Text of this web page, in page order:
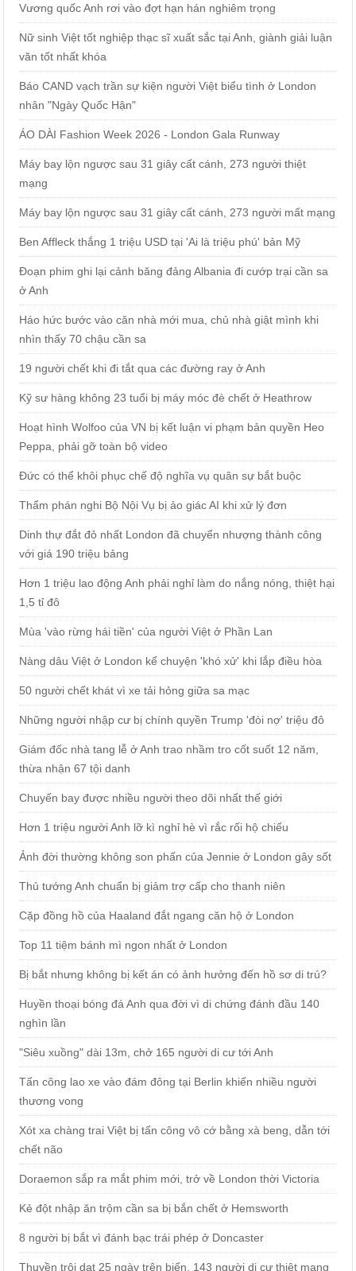
Vương quốc Anh rơi vào đợt hạn hán nghiêm trọng
Nữ sinh Việt tốt nghiệp thạc sĩ xuất sắc tại Anh, giành giải luận
văn tốt nhất khóa
Báo CAND vạch trần sự kiện người Việt biểu tình ở London
nhân "Ngày Quốc Hận"
ÁO DÀI Fashion Week 2026 - London Gala Runway
Máy bay lộn ngược sau 31 giây cất cánh, 273 người thiệt
mạng
Máy bay lộn ngược sau 31 giây cất cánh, 273 người mất mạng
Ben Affleck thắng 1 triệu USD tại 'Ai là triệu phú' bản Mỹ
Đoạn phim ghi lại cảnh băng đảng Albania đi cướp trại cần sa
ở Anh
Háo hức bước vào căn nhà mới mua, chủ nhà giật mình khi
nhìn thấy 70 chậu cần sa
19 người chết khi đi tắt qua các đường ray ở Anh
Kỹ sư hàng không 23 tuổi bị máy móc đè chết ở Heathrow
Hoạt hình Wolfoo của VN bị kết luận vi phạm bản quyền Heo
Peppa, phải gỡ toàn bộ video
Đức có thể khôi phục chế độ nghĩa vụ quân sự bắt buộc
Thẩm phán nghi Bộ Nội Vụ bị ảo giác AI khi xử lý đơn
Dinh thự đắt đỏ nhất London đã chuyển nhượng thành công
với giá 190 triệu bảng
Hơn 1 triệu lao động Anh phải nghỉ làm do nắng nóng, thiệt hại
1,5 tỉ đô
Mùa 'vào rừng hái tiền' của người Việt ở Phần Lan
Nàng dâu Việt ở London kể chuyện 'khó xử' khi lắp điều hòa
50 người chết khát vì xe tải hỏng giữa sa mạc
Những người nhập cư bị chính quyền Trump 'đòi nợ' triệu đô
Giám đốc nhà tang lễ ở Anh trao nhầm tro cốt suốt 12 năm,
thừa nhận 67 tội danh
Chuyến bay được nhiều người theo dõi nhất thế giới
Hơn 1 triệu người Anh lỡ kì nghỉ hè vì rắc rối hộ chiếu
Ảnh đời thường không son phấn của Jennie ở London gây sốt
Thủ tướng Anh chuẩn bị giảm trợ cấp cho thanh niên
Cặp đồng hồ của Haaland đắt ngang căn hộ ở London
Top 11 tiệm bánh mì ngon nhất ở London
Bị bắt nhưng không bị kết án có ảnh hưởng đến hồ sơ di trú?
Huyền thoại bóng đá Anh qua đời vì di chứng đánh đầu 140
nghìn lần
"Siêu xuồng" dài 13m, chở 165 người di cư tới Anh
Tấn công lao xe vào đám đông tại Berlin khiến nhiều người
thương vong
Xót xa chàng trai Việt bị tấn công vô cớ bằng xà beng, dẫn tới
chết não
Doraemon sắp ra mắt phim mới, trở về London thời Victoria
Kẻ đột nhập ăn trộm cần sa bị bắn chết ở Hemsworth
8 người bị bắt vì đánh bạc trái phép ở Doncaster
Thuyền trôi dạt 25 ngày trên biển, 143 người di cư thiệt mạng